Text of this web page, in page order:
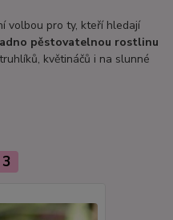
volbou pro ty, kteří hledají
pěstovatelnou rostlinu
květináčů i na slunné
3